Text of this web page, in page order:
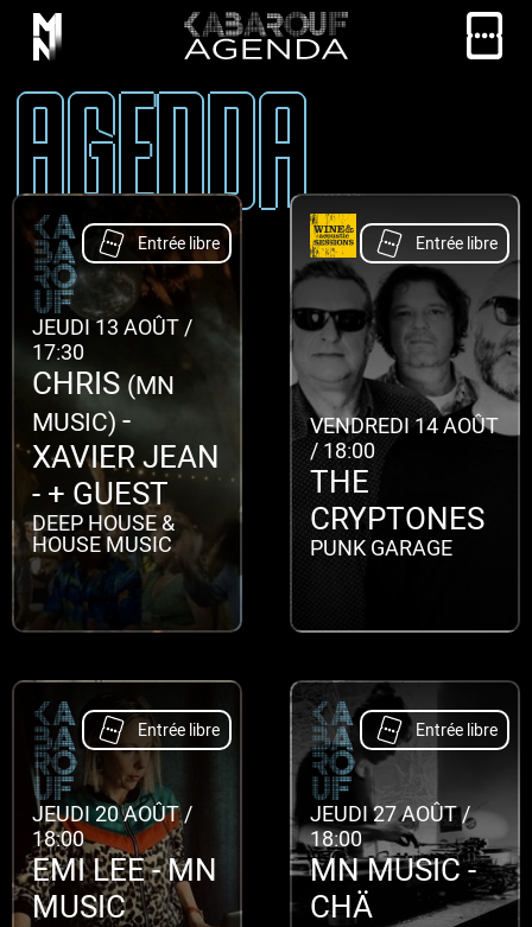
AGENDA
Entrée libre
JEUDI 13 AOÛT /
17:30
CHRIS(MN
MUSIC)-
XAVIER JEAN
- + GUEST
DEEP HOUSE &
HOUSE MUSIC
Entrée libre
VENDREDI 14 AOÛT
/18:00
THE
CRYPTONES
PUNK GARAGE
Entrée libre
JEUDI 20 AOÛT/
18:00
EMI LEE - MN
MUSIC
Entrée libre
JEUDI 27 AOÛT/
18:00
MN MUSIC -
CHÄ